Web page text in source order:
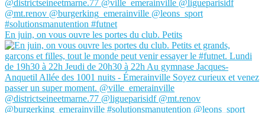
En juin, on vous ouvre les portes du club. Petits